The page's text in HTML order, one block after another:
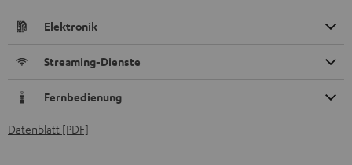
Elektronik
Streaming-Dienste
Fernbedienung
Datenblatt [PDF]